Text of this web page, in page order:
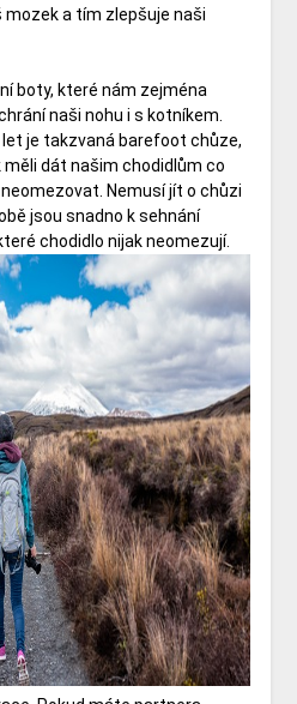
a tím zlepšuje naši
které nám zejména
naši nohu i s kotníkem.
je takzvaná barefoot chůze,
dát našim chodidlům co
Nemusí jít o chůzi
jsou snadno k sehnání
chodidlo nijak neomezují.